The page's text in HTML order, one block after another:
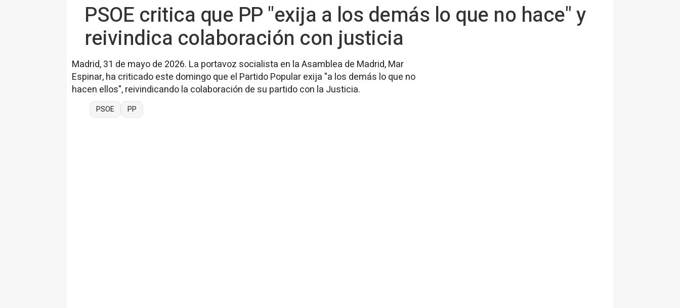
PSOE critica que PP "exija a los demás lo que no hace" y
reivindica colaboración con justicia
Madrid, 31 de mayo de 2026. La portavoz socialista en la Asamblea de Madrid, Mar
Espinar, ha criticado este domingo que el Partido Popular exija "a los demás lo que no
hacen ellos", reivindicando la colaboración de su partido con la Justicia.
PSOE PP